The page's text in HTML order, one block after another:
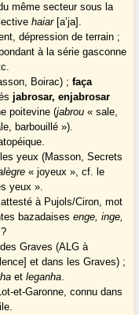
même secteur sous la
haiar [a’ja].
dépression de terrain ;
à la série gasconne
Boirac) ;faça
jabrosar, enjabrosar
poitevine (jabrou« sale,
barbouillé »).
les yeux (Masson, Secrets
« joyeux », cf. le
yeux ».
à Pujols/Ciron, mot
bazadaisesenge, inge,
Graves (ALG à
et dans les Graves) ;
etleganha.
et-Garonne, connu dans